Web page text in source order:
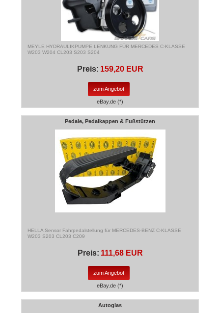
MEYLE HYDRAULIKPUMPE LENKUNG FÜR MERCEDES C-KLASSE
W203 W204 CL203 S203 S204
Preis: 159,20 EUR
zum Angebot
eBay.de (*)
Pedale, Pedalkappen & Fußstützen
HELLA Sensor Fahrpedalstellung für MERCEDES-BENZ C-KLASSE
W203 S203 CL203 C209
Preis: 111,68 EUR
zum Angebot
eBay.de (*)
Autoglas